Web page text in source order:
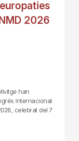
2026
han
Internacional
celebrat del 7